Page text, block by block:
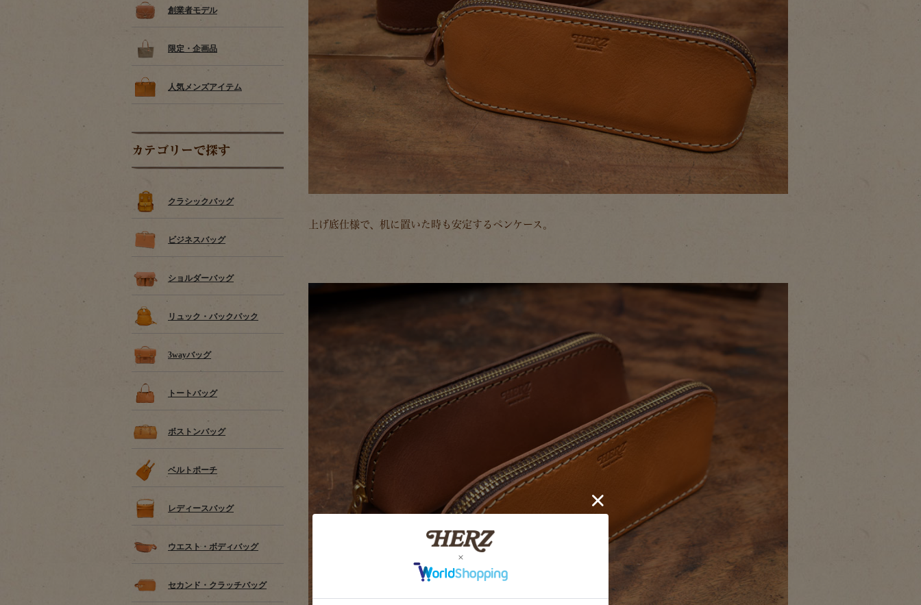
創業者モデル
限定・企画品
人気メンズアイテム
カテゴリーで探す
クラシックバッグ
ビジネスバッグ
ショルダーバッグ
リュック・バックパック
3wayバッグ
トートバッグ
ボストンバッグ
ベルトポーチ
レディースバッグ
ウエスト・ボディバッグ
セカンド・クラッチバッグ
上げ底仕様で、机に置いた時も安定するペンケース。